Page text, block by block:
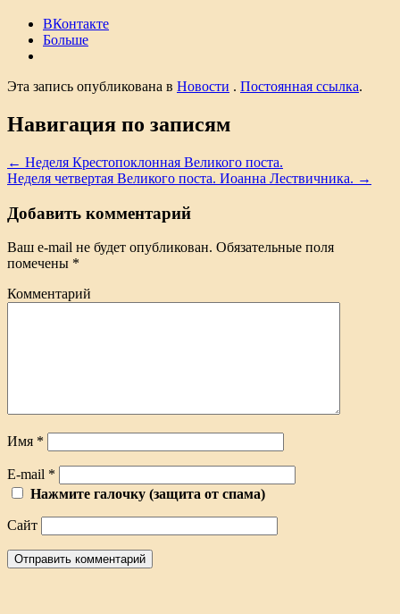
ВКонтакте
Больше
Эта запись опубликована в Новости . Постоянная ссылка.
Навигация по записям
← Неделя Крестопоклонная Великого поста.
Неделя четвертая Великого поста. Иоанна Лествичника. →
Добавить комментарий
Ваш e-mail не будет опубликован. Обязательные поля
помечены *
Комментарий
Имя *
E-mail *
Нажмите галочку (защита от спама)
Сайт